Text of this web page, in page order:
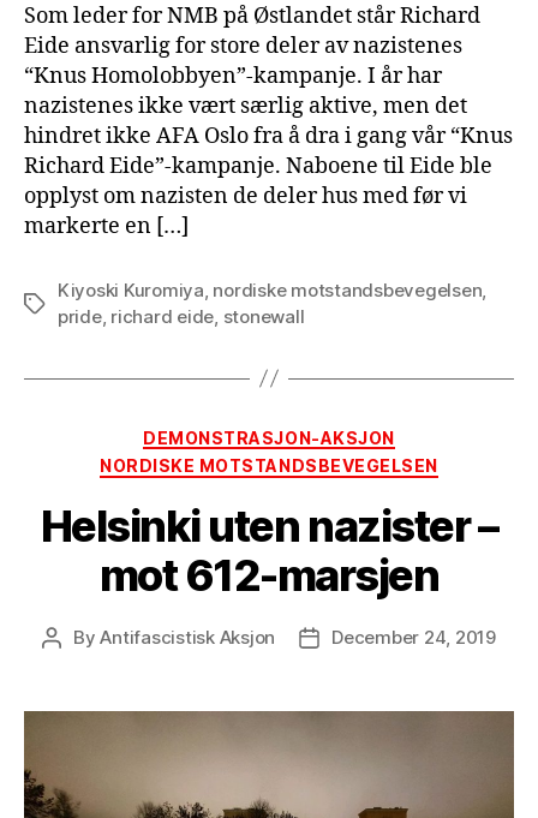
Som leder for NMB på Østlandet står Richard
Eide ansvarlig for store deler av nazistenes
“Knus Homolobbyen”-kampanje. I år har
nazistenes ikke vært særlig aktive, men det
hindret ikke AFA Oslo fra å dra i gang vår “Knus
Richard Eide”-kampanje. Naboene til Eide ble
opplyst om nazisten de deler hus med før vi
markerte en […]
Tags
Kiyoski Kuromiya nordiske motstandsbevegelsen
pride, richard eide stonewall
Categories
DEMONSTRASJON-AKSJON
NORDISKE MOTSTANDSBEVEGELSEN
Helsinki uten nazister –
mot 612-marsjen
PostByAntifascistisk Aksjon
PostDecember 24, 2019